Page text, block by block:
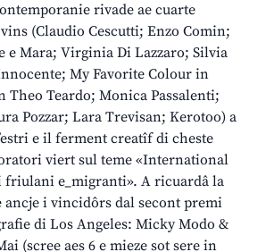
rivade ae cuarte
(Claudio Cescutti; Enzo Comin;
e Mara; Virginia Di Lazzaro; Silvia
My Favorite Colour in
Theo Teardo; Monica Passalenti;
Pozzar; Lara Trevisan; Kerotoo) a
e il ferment creatîf di cheste
viert sul teme «International
e_migranti». A ricuardâ la
ancje i vincidôrs dal secont premi
di Los Angeles: Micky Modo &
(scree aes 6 e mieze sot sere in